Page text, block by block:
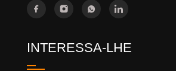
INTERESSA-LHE